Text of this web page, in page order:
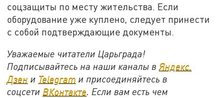
соцзащиты по месту жительства. Если
оборудование уже куплено, следует принести
с собой подтверждающие документы.
Уважаемые читатели Царьграда!
Подписывайтесь на наши каналы вЯндекс.
Дзен и Telegram и присоединяйтесь в
соцсети ВКонтакте. Если вам есть чем